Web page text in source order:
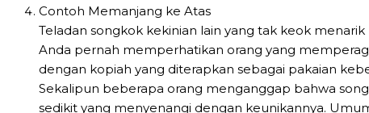
Contoh Memanjang ke Atas
Teladan songkok kekinian lain yang tak keok
Anda pernah memperhatikan orang yang
dengan kopiah yang diterapkan sebagai pakaian
Sekalipun beberapa orang menganggap bahwa
sedikit yang menyenangi dengan keunikannya.